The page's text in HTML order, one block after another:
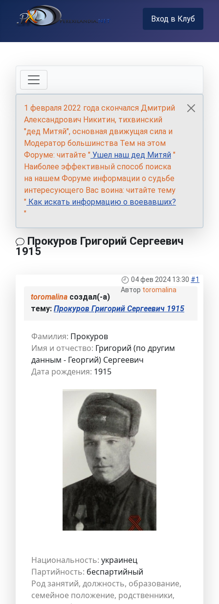
Вход в Клуб
1 февраля 2022 года скончался Дмитрий
Александрович Никитин, тихвинский
"дед Митяй", основная движущая сила и
Модератор большинства Тем на этом
Форуме: читайте " Ушел наш дед Митяй "
Наиболее эффективный способ поиска
на нашем Форуме информации о судьбе
интересующего Вас воина: читайте тему
" Как искать информацию о воевавших?
"
Прокуров Григорий Сергеевич
1915
04 фев 2024 13:30 #1
Автор toromalina
toromalina создал(-а)
тему: Прокуров Григорий Сергеевич 1915
Фамилия: Прокуров
Имя и отчество: Григорий (по другим
данным - Георгий) Сергеевич
Дата рождения: 1915
Национальность: украинец
Партийность: беспартийный
Род занятий, должность, образование,
семейное положение, родственники,